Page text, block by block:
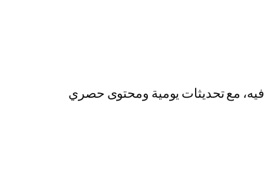
مع تحديثات يومية ومحتوى حصري